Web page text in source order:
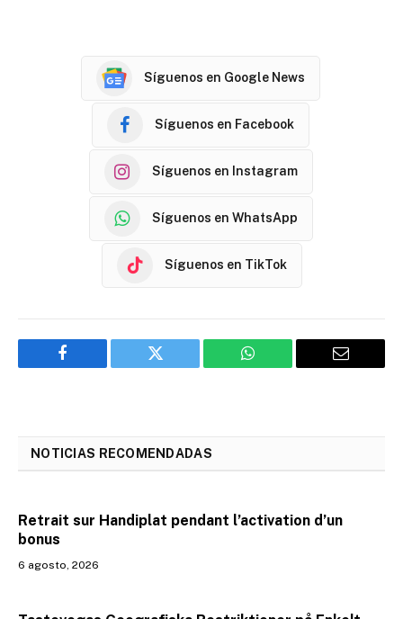
Síguenos en Google News
Síguenos en Facebook
Síguenos en Instagram
Síguenos en WhatsApp
Síguenos en TikTok
Facebook Twitter WhatsApp Email
NOTICIAS RECOMENDADAS
Retrait sur Handiplat pendant l’activation d’un
bonus
6 agosto, 2026